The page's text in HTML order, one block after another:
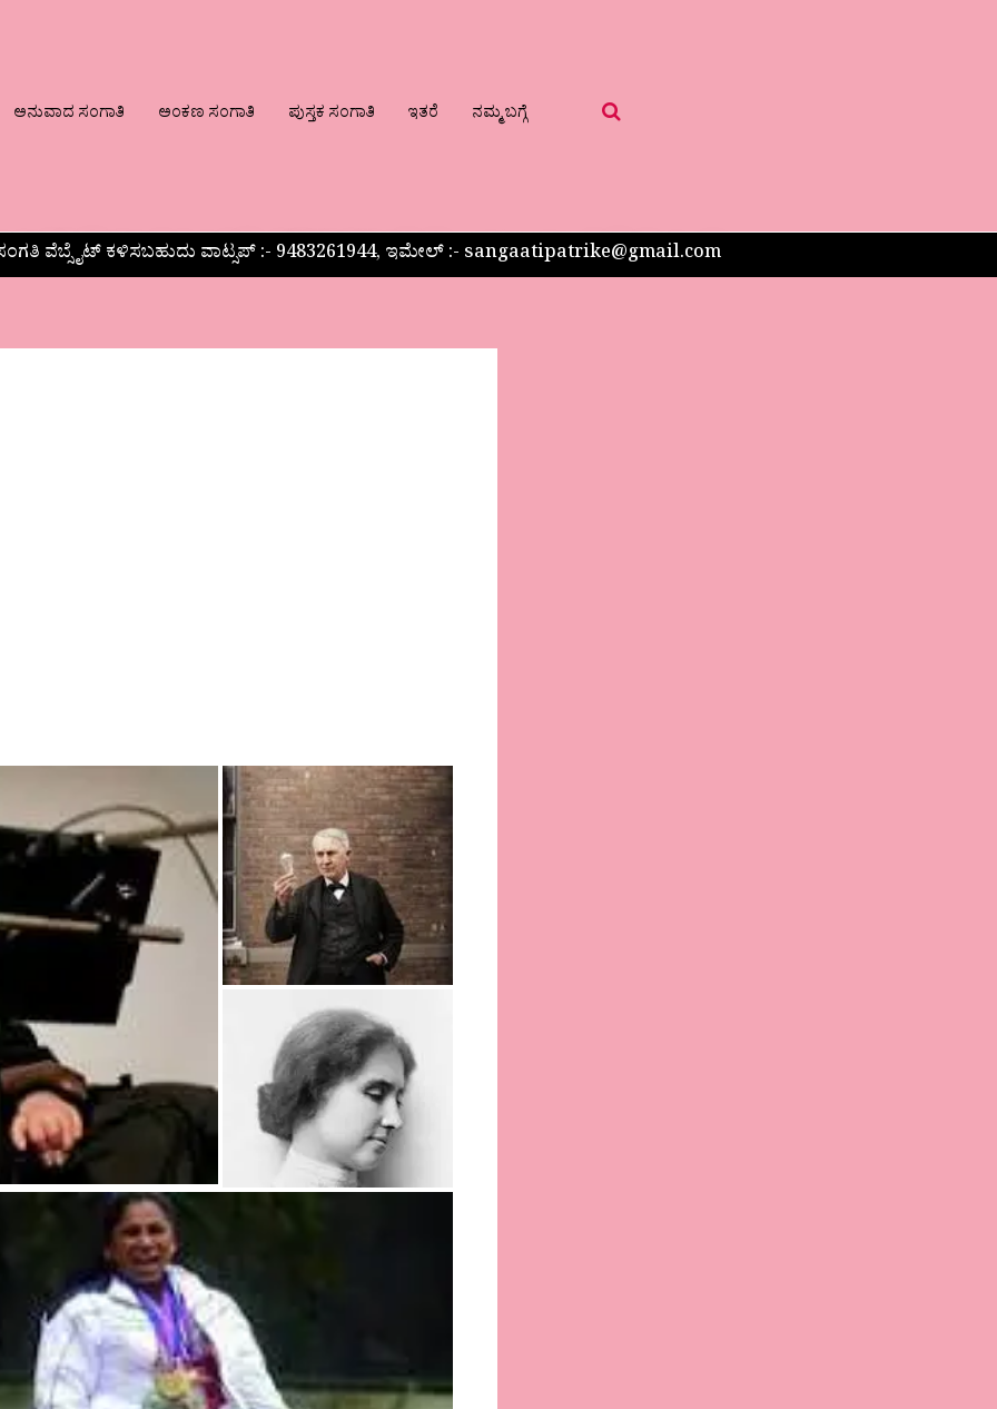
ಅನುವಾದ ಸಂಗಾತಿ ಅಂಕಣ ಸಂಗಾತಿ ಪುಸ್ತಕ ಸಂಗಾತಿ ಇತರೆ ನಮ್ಮ ಬಗ್ಗೆ
ವೆಬ್ಸೈಟ್ ಕಳಿಸಬಹುದು ವಾಟ್ಸಪ್‌ :- 9483261944, ಇಮೇಲ್ :- sangaatipatrike@gmail.com